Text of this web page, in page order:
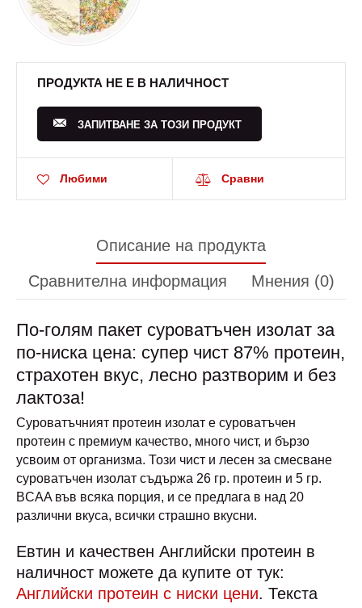
ПРОДУКТА НЕ Е В НАЛИЧНОСТ
ЗАПИТВАНЕ ЗА ТОЗИ ПРОДУКТ
Любими Сравни
Описание на продукта
Сравнителна информация
Мнения (0)
По-голям пакет суроватъчен изолат за
по-ниска цена: супер чист 87% протеин,
страхотен вкус, лесно разтворим и без
лактоза!
Суроватъчният протеин изолат е суроватъчен
протеин с премиум качество, много чист, и бързо
усвоим от организма. Този чист и лесен за смесване
суроватъчен изолат съдържа 26 гр. протеин и 5 гр.
BCAA във всяка порция, и се предлага в над 20
различни вкуса, всички страшно вкусни.
Евтин и качествен Английски протеин в
наличност можете да купите от тук:
Английски протеин с ниски цени. Текста